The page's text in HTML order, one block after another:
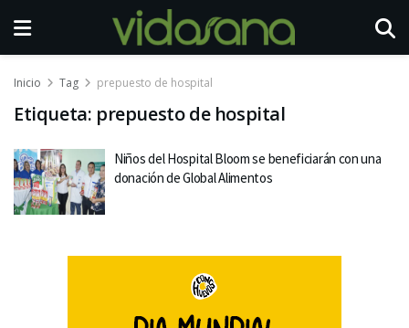
Inicio Tag prepuesto de hospital
Etiqueta: prepuesto de hospital
Niños del Hospital Bloom se beneficiarán con una
donación de Global Alimentos